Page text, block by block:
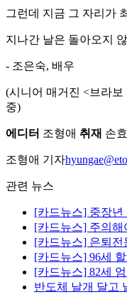
그런데 지금 그 자리가
지나간 날은 돌아오지
- 조은숙, 배우
(시니어 매거진 <브라보
중)
에디터 조형애 취재 손
조형애 기자
관련 뉴스
[카드뉴스] 중장년
[카드뉴스] 주의해
[카드뉴스] 은퇴전
[카드뉴스] 96세
[카드뉴스] 82세
반도체 날개 달고